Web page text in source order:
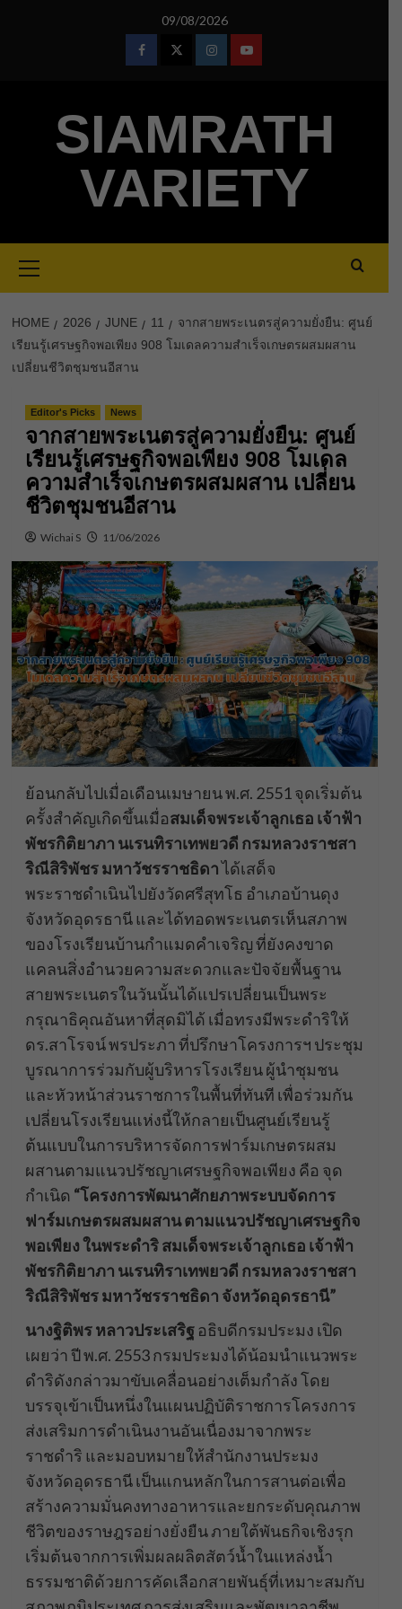
09/08/2026
FacebookTwitterInstagramYoutube
SIAMRATH
VARIETY
Menu
HOME 2026 JUNE 11
จากสายพระเนตรสู่ความยั่งยืน: ศูนย์
เรียนรู้เศรษฐกิจพอเพียง 908 โมเดลความสำเร็จเกษตรผสมผสาน
เปลี่ยนชีวิตชุมชนอีสาน
Editor's Picks News
จากสายพระเนตรสู่ความยั่งยืน: ศูนย์
เรียนรู้เศรษฐกิจพอเพียง 908 โมเดล
ความสำเร็จเกษตรผสมผสาน เปลี่ยน
ชีวิตชุมชนอีสาน
Wichai S 11/06/2026
ย้อนกลับไปเมื่อเดือนเมษายน พ.ศ. 2551 จุดเริ่มต้น
ครั้งสำคัญเกิดขึ้นเมื่อสมเด็จพระเจ้าลูกเธอ เจ้าฟ้า
พัชรกิติยาภา นเรนทิราเทพยวดี กรมหลวงราชสา
ริณีสิริพัชร มหาวัชรราชธิดาได้เสด็จ
พระราชดำเนินไปยังวัดศรีสุทโธ อำเภอบ้านดุง
จังหวัดอุดรธานี และได้ทอดพระเนตรเห็นสภาพ
ของโรงเรียนบ้านกำแมดคำเจริญ ที่ยังคงขาด
แคลนสิ่งอำนวยความสะดวกและปัจจัยพื้นฐาน
สายพระเนตรในวันนั้นได้แปรเปลี่ยนเป็นพระ
กรุณาธิคุณอันหาที่สุดมิได้ เมื่อทรงมีพระดำริให้
ดร.สาโรจน์ พรประภา ที่ปรึกษาโครงการฯ ประชุม
บูรณาการร่วมกับผู้บริหารโรงเรียน ผู้นำชุมชน
และหัวหน้าส่วนราชการในพื้นที่ทันที เพื่อร่วมกัน
เปลี่ยนโรงเรียนแห่งนี้ให้กลายเป็นศูนย์เรียนรู้
ต้นแบบในการบริหารจัดการฟาร์มเกษตรผสม
ผสานตามแนวปรัชญาเศรษฐกิจพอเพียง คือ จุด
กำเนิด “โครงการพัฒนาศักยภาพระบบจัดการ
ฟาร์มเกษตรผสมผสาน ตามแนวปรัชญาเศรษฐกิจ
พอเพียง ในพระดำริ สมเด็จพระเจ้าลูกเธอ เจ้าฟ้า
พัชรกิติยาภา นเรนทิราเทพยวดี กรมหลวงราชสา
ริณีสิริพัชร มหาวัชรราชธิดา จังหวัดอุดรธานี”
นางฐิติพร หลาวประเสริฐอธิบดีกรมประมง เปิด
เผยว่า ปี พ.ศ. 2553 กรมประมงได้น้อมนำแนวพระ
ดำริดังกล่าวมาขับเคลื่อนอย่างเต็มกำลัง โดย
บรรจุเข้าเป็นหนึ่งในแผนปฏิบัติราชการโครงการ
ส่งเสริมการดำเนินงานอันเนื่องมาจากพระ
ราชดำริ และมอบหมายให้สำนักงานประมง
จังหวัดอุดรธานี เป็นแกนหลักในการสานต่อเพื่อ
สร้างความมั่นคงทางอาหารและยกระดับคุณภาพ
ชีวิตของราษฎรอย่างยั่งยืน ภายใต้พันธกิจเชิงรุก
เริ่มต้นจากการเพิ่มผลผลิตสัตว์น้ำในแหล่งน้ำ
ธรรมชาติด้วยการคัดเลือกสายพันธุ์ที่เหมาะสมกับ